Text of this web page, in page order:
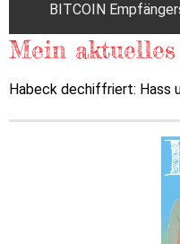
BITCOIN
Mein aktuelles
Habeck dechiffriert: Hass